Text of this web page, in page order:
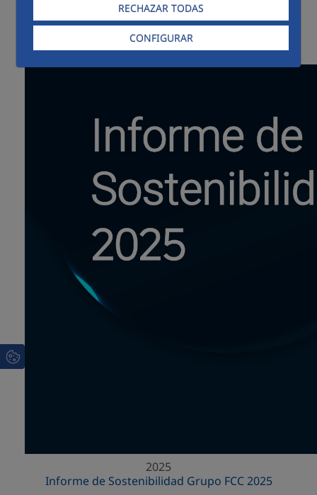
RECHAZAR TODAS
CONFIGURAR
FCC Sostenibilidad
Reporting
2025
Informe de Sostenibilidad Grupo FCC 2025